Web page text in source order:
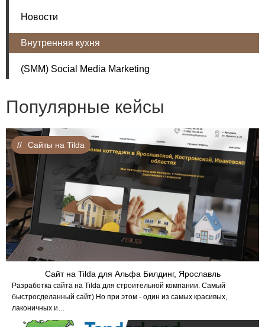
Новости
Внутренняя кухня
(SMM) Social Media Marketing
Популярные кейсы
Сайт на Tilda для Альфа Билдинг, Ярославль
Разработка сайта на Tilda для строительной компании. Самый
быстросделанный сайт) Но при этом - один из самых красивых,
лаконичных и…
Сайты на Tilda